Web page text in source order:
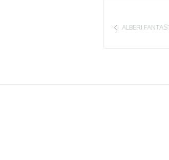
ALBERI